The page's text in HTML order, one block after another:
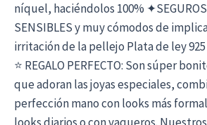
níquel, haciéndolos 100% ✦SEGUROS
SENSIBLES y muy cómodos de
irritación de la pellejo Plata de ley 925
⭐ REGALO PERFECTO: Son súper
que adoran las joyas especiales,
perfección mano con looks más